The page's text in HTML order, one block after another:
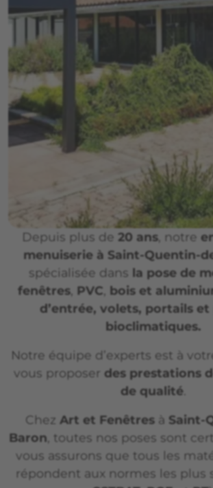
Depuis plus de 20 ans , notre
menuiserie à Saint-Quentin-
spécialisée dans la pose de
fenêtres, PVC bois et
d’entrée, volets, portails et
bioclimatiques.
Notre équipe d’experts est à
vous proposer des prestations
de qualité
Chez Art et Fenêtres à Saint-
Baron , toutes nos poses sont
vous assurons que tous les
répondent aux normes les plus